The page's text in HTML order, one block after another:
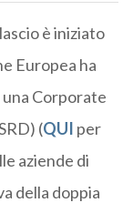
è iniziato
Europea ha
Corporate
(QUI per
aziende di
della doppia